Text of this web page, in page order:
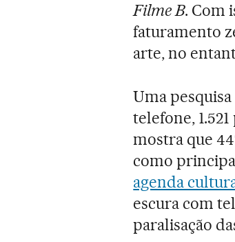
Filme B. Com
faturamento
arte, no
Uma
telefone,
mostra que
como
agenda
escura com
paralisação